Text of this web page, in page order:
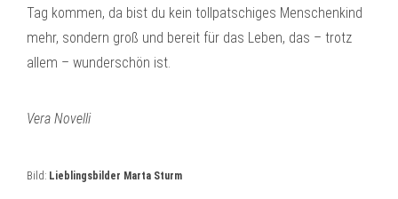
Tag kommen, da bist du kein tollpatschiges Menschenkind
mehr, sondern groß und bereit für das Leben, das – trotz
allem – wunderschön ist.
Vera Novelli
Bild: Lieblingsbilder Marta Sturm